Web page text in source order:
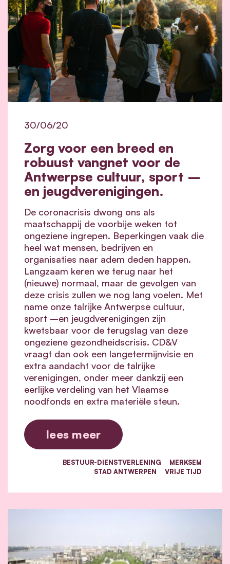
Zorg voor een breed en
robuust vangnet voor de
Antwerpse cultuur, sport –
en jeugdverenigingen.
30/06/20
De coronacrisis dwong ons als
maatschappij de voorbije weken tot
ongeziene ingrepen. Beperkingen vaak die
heel wat mensen, bedrijven en
organisaties naar adem deden happen.
Langzaam keren we terug naar het
(nieuwe) normaal, maar de gevolgen van
deze crisis zullen we nog lang voelen. Met
name onze talrijke Antwerpse cultuur,
sport –en jeugdverenigingen zijn
kwetsbaar voor de terugslag van deze
ongeziene gezondheidscrisis. CD&V
vraagt dan ook een langetermijnvisie en
extra aandacht voor de talrijke
verenigingen, onder meer dankzij een
eerlijke verdeling van het Vlaamse
noodfonds en extra materiële steun.
lees meer
BESTUUR-DIENSTVERLENING
MERKSEM
STAD ANTWERPEN
VRIJE TIJD